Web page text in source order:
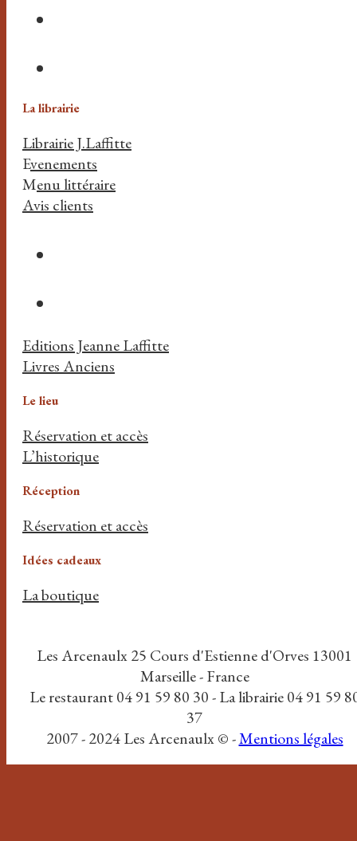
La librairie
Librairie J.Laffitte
Evenements
Menu littéraire
Avis clients
Editions Jeanne Laffitte
Livres Anciens
Le lieu
Réservation et accès
L’historique
Réception
Réservation et accès
Idées cadeaux
La boutique
Les Arcenaulx 25 Cours d'Estienne d'Orves 13001
Marseille - France
Le restaurant 04 91 59 80 30 - La librairie 04 91 59
37
2007 - 2024 Les Arcenaulx © -Mentions légales